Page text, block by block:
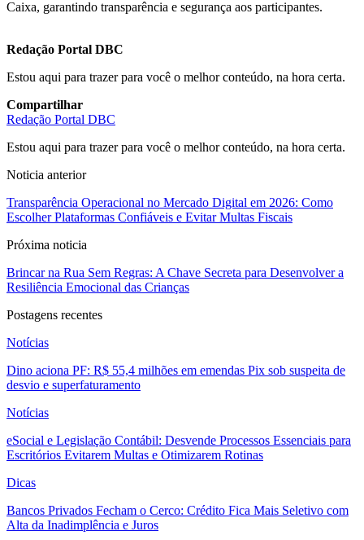
Caixa, garantindo transparência e segurança aos participantes.
Redação Portal DBC
Estou aqui para trazer para você o melhor conteúdo, na hora certa.
Compartilhar
Redação Portal DBC
Estou aqui para trazer para você o melhor conteúdo, na hora certa.
Noticia anterior
Transparência Operacional no Mercado Digital em 2026: Como
Escolher Plataformas Confiáveis e Evitar Multas Fiscais
Próxima noticia
Brincar na Rua Sem Regras: A Chave Secreta para Desenvolver a
Resiliência Emocional das Crianças
Postagens recentes
Notícias
Dino aciona PF: R$ 55,4 milhões em emendas Pix sob suspeita de
desvio e superfaturamento
Notícias
eSocial e Legislação Contábil: Desvende Processos Essenciais para
Escritórios Evitarem Multas e Otimizarem Rotinas
Dicas
Bancos Privados Fecham o Cerco: Crédito Fica Mais Seletivo com
Alta da Inadimplência e Juros